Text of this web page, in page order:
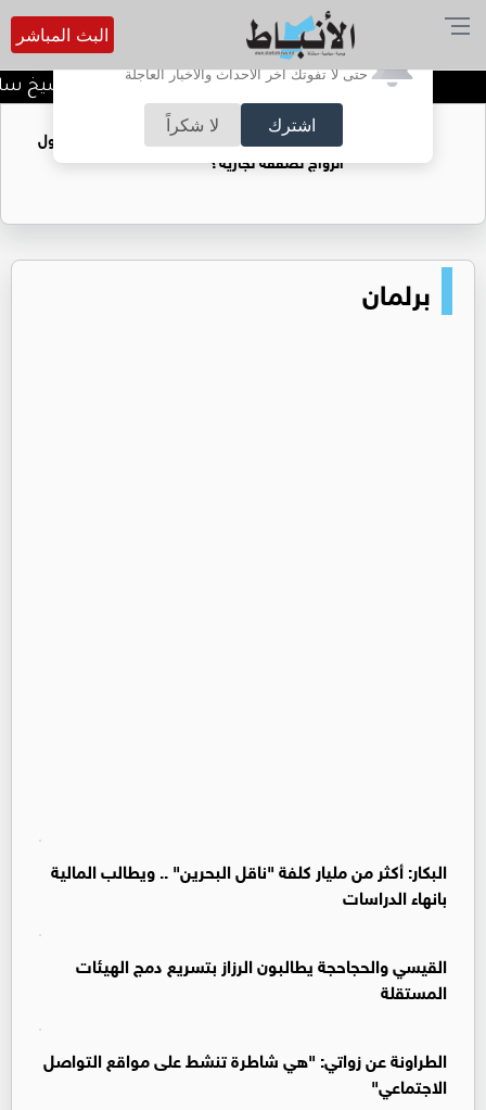
أترغب في تفعيل الإشعارات؟
حتى لا تفوتك آخر الأحداث والأخبار العاجلة
اشترك لا شكراً
البث المباشر
د. منذر جرادات يهنىء الشيخ
فتيات يستغللنه لتحقيق مكاسب مادية.. هل تحول
الزواج لصفقة تجارية؟
برلمان
البكار: أكثر من مليار كلفة "ناقل البحرين" .. ويطالب المالية
بانهاء الدراسات
القيسي والحجاحجة يطالبون الرزاز بتسريع دمج الهيئات
المستقلة
الطراونة عن زواتي: "هي شاطرة تنشط على مواقع التواصل
الاجتماعي"